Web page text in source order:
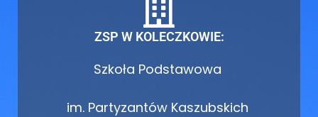
ZSP W KOLECZKOWIE:
Szkoła Podstawowa
im. Partyzantów Kaszubskich